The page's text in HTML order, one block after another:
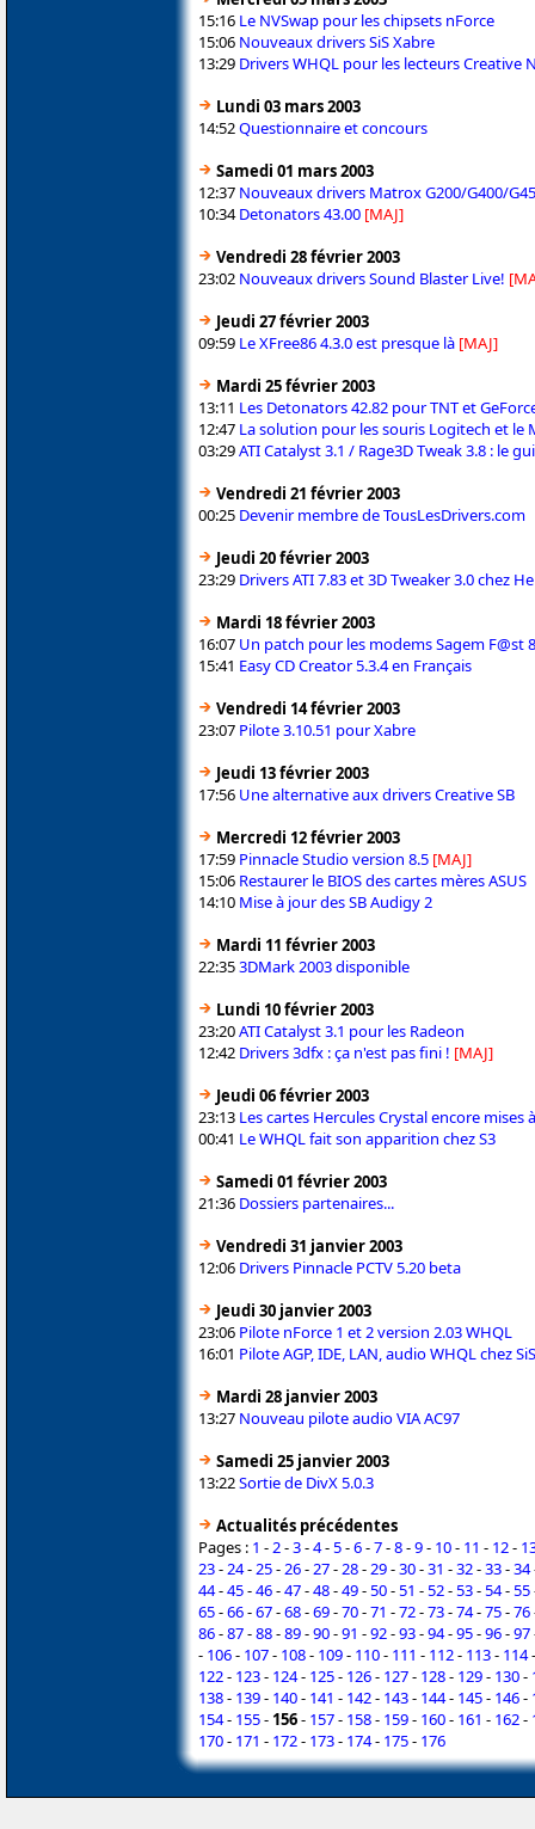
15:16 Le NVSwap pour les chipsets nForce
15:06 Nouveaux drivers SiS Xabre
13:29 Drivers WHQL pour les lecteurs Creative
Lundi 03 mars 2003
14:52Questionnaire et concours
Samedi 01 mars 2003
12:37 Nouveaux drivers Matrox G200/G400/
10:34Detonators 43.00 [MAJ]
Vendredi 28 février 2003
23:02 Nouveaux drivers Sound Blaster Live!
Jeudi 27 février 2003
09:59 Le XFree86 4.3.0 est presque là [MAJ]
Mardi 25 février 2003
13:11 Les Detonators 42.82 pour TNT et
12:47 La solution pour les souris Logitech et le
03:29ATI Catalyst 3.1 / Rage3D Tweak 3.8 : le
Vendredi 21 février 2003
00:25 Devenir membre de TousLesDrivers.com
Jeudi 20 février 2003
23:29 Drivers ATI 7.83 et 3D Tweaker 3.0 chez
Mardi 18 février 2003
16:07 Un patch pour les modems Sagem F@st
15:41 Easy CD Creator 5.3.4 en Français
Vendredi 14 février 2003
23:07 Pilote 3.10.51 pour Xabre
Jeudi 13 février 2003
17:56 Une alternative aux drivers Creative SB
Mercredi 12 février 2003
17:59 Pinnacle Studio version 8.5 [MAJ]
15:06 Restaurer le BIOS des cartes mères ASUS
14:10 Mise à jour des SB Audigy 2
Mardi 11 février 2003
22:353DMark 2003 disponible
Lundi 10 février 2003
23:20ATI Catalyst 3.1 pour les Radeon
12:42 Drivers 3dfx : ça n'est pas fini ! [MAJ]
Jeudi 06 février 2003
23:13 Les cartes Hercules Crystal encore mises
00:41 Le WHQL fait son apparition chez S3
Samedi 01 février 2003
21:36 Dossiers partenaires...
Vendredi 31 janvier 2003
12:06 Drivers Pinnacle PCTV 5.20 beta
Jeudi 30 janvier 2003
23:06 Pilote nForce 1 et 2 version 2.03 WHQL
16:01 Pilote AGP, IDE, LAN, audio WHQL chez SiS
Mardi 28 janvier 2003
13:27 Nouveau pilote audio VIA AC97
Samedi 25 janvier 2003
13:22Sortie de DivX 5.0.3
Actualités précédentes
Pages : 1 - 2-3-4-5-6-7-8-9- 10- 11 - 12-
23- 24- 25- 26- 27- 28- 29-30-31 -32-33-34
44-45-46-47-48-49-50-51 -52-53-54-55
65-66-67-68-69-70-71 -72-73-74-75-76
86-87-88-89-90-91 -92-93-94-95-96-97
- 106- 107- 108- 109- 110- 111 - 112- 113- 114
122- 123- 124- 125- 126- 127- 128- 129- 130-
138- 139- 140- 141 - 142- 143- 144- 145- 146-
154- 155- 156- 157- 158- 159- 160- 161 - 162-
170- 171 - 172- 173- 174- 175- 176